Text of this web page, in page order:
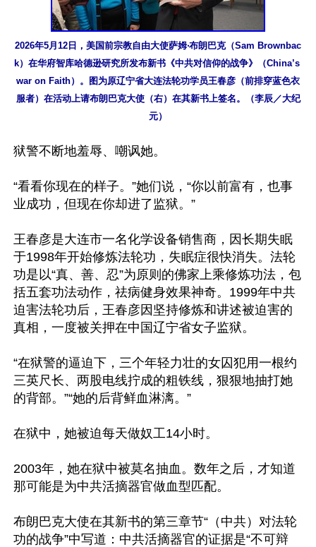
2026年5月12日，美国前宗教自由大使萨姆‧布朗巴克（Sam Brownbac
k）在华府智库哈德逊研究所发布新书《中共对信仰的战争》（China’s
war on Faith）。图为原辽宁省大连法轮功学员王春彦（前排穿蓝色衣
服者）在活动上请布朗巴克大使（右）在其新书上签名。（李辰／大纪
元）
狱警不断地羞辱、嘲讽她。
“看看你现在的样子。”她们说，“你以前富有，也事
业成功，但现在你却进了监狱。”
王春彦是大连市一名化学设备销售商，因长期失眠
于1998年开始修炼法轮功，失眠症很快消失。法轮
功是以“真、善、忍”为原则的佛家上乘修炼功法，包
括五套功法动作，祛病健身效果神奇。1999年中共
迫害法轮功后，王春彦因坚持修炼和讲述被迫害的
真相，一度被关押在中国辽宁省女子监狱。
“在狱警的逼迫下，三个年轻力壮的女囚犯用一根约
三英尺长、两股电线拧成的粗铁线，狠狠地抽打她
的背部。”“她的后背鲜血淋漓。”
在狱中，她被迫每天做奴工14小时。
2003年，她在狱中被莫名抽血。数年之后，才知道
那可能是为中共活摘器官做血型匹配。
布朗巴克大使在其新书的第三章节“（中共）对法轮
功的战争”中写道：中共活摘器官的证据是“不可辩